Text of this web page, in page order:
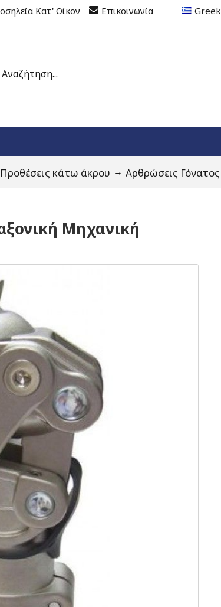
Κατ' Οίκον Επικοινωνία Greek
Προθέσεις κάτω άκρου Αρθρώσεις Γόνατος
Μηχανική